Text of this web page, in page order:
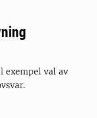
exempel val av